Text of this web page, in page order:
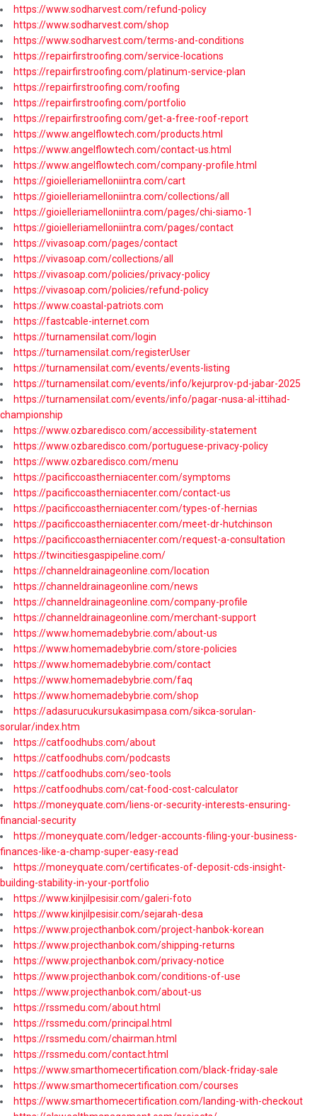
https://www.sodharvest.com/refund-policy
https://www.sodharvest.com/shop
https://www.sodharvest.com/terms-and-conditions
https://repairfirstroofing.com/service-locations
https://repairfirstroofing.com/platinum-service-plan
https://repairfirstroofing.com/roofing
https://repairfirstroofing.com/portfolio
https://repairfirstroofing.com/get-a-free-roof-report
https://www.angelflowtech.com/products.html
https://www.angelflowtech.com/contact-us.html
https://www.angelflowtech.com/company-profile.html
https://gioielleriamelloniintra.com/cart
https://gioielleriamelloniintra.com/collections/all
https://gioielleriamelloniintra.com/pages/chi-siamo-1
https://gioielleriamelloniintra.com/pages/contact
https://vivasoap.com/pages/contact
https://vivasoap.com/collections/all
https://vivasoap.com/policies/privacy-policy
https://vivasoap.com/policies/refund-policy
https://www.coastal-patriots.com
https://fastcable-internet.com
https://turnamensilat.com/login
https://turnamensilat.com/registerUser
https://turnamensilat.com/events/events-listing
https://turnamensilat.com/events/info/kejurprov-pd-jabar-2025
https://turnamensilat.com/events/info/pagar-nusa-al-ittihad-
championship
https://www.ozbaredisco.com/accessibility-statement
https://www.ozbaredisco.com/portuguese-privacy-policy
https://www.ozbaredisco.com/menu
https://pacificcoastherniacenter.com/symptoms
https://pacificcoastherniacenter.com/contact-us
https://pacificcoastherniacenter.com/types-of-hernias
https://pacificcoastherniacenter.com/meet-dr-hutchinson
https://pacificcoastherniacenter.com/request-a-consultation
https://twincitiesgaspipeline.com/
https://channeldrainageonline.com/location
https://channeldrainageonline.com/news
https://channeldrainageonline.com/company-profile
https://channeldrainageonline.com/merchant-support
https://www.homemadebybrie.com/about-us
https://www.homemadebybrie.com/store-policies
https://www.homemadebybrie.com/contact
https://www.homemadebybrie.com/faq
https://www.homemadebybrie.com/shop
https://adasurucukursukasimpasa.com/sikca-sorulan-
sorular/index.htm
https://catfoodhubs.com/about
https://catfoodhubs.com/podcasts
https://catfoodhubs.com/seo-tools
https://catfoodhubs.com/cat-food-cost-calculator
https://moneyquate.com/liens-or-security-interests-ensuring-
financial-security
https://moneyquate.com/ledger-accounts-filing-your-business-
finances-like-a-champ-super-easy-read
https://moneyquate.com/certificates-of-deposit-cds-insight-
building-stability-in-your-portfolio
https://www.kinjilpesisir.com/galeri-foto
https://www.kinjilpesisir.com/sejarah-desa
https://www.projecthanbok.com/project-hanbok-korean
https://www.projecthanbok.com/shipping-returns
https://www.projecthanbok.com/privacy-notice
https://www.projecthanbok.com/conditions-of-use
https://www.projecthanbok.com/about-us
https://rssmedu.com/about.html
https://rssmedu.com/principal.html
https://rssmedu.com/chairman.html
https://rssmedu.com/contact.html
https://www.smarthomecertification.com/black-friday-sale
https://www.smarthomecertification.com/courses
https://www.smarthomecertification.com/landing-with-checkout